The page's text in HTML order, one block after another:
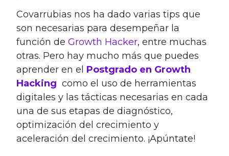
Covarrubias nos ha dado varias tips que
son necesarias para desempeñar la
función de Growth Hacker, entre muchas
otras. Pero hay mucho más que puedes
aprender en el Postgrado en Growth
Hacking como el uso de herramientas
digitales y las tácticas necesarias en cada
una de sus etapas de diagnóstico,
optimización del crecimiento y
aceleración del crecimiento. ¡Apúntate!